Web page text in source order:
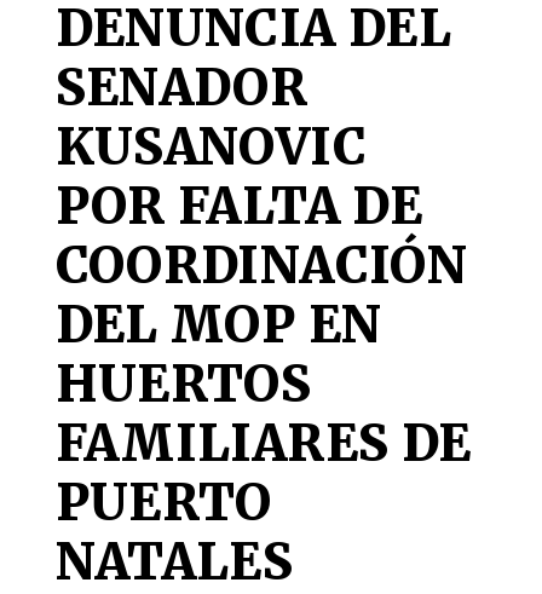
DENUNCIA DEL
SENADOR
KUSANOVIC
POR FALTA DE
COORDINACIÓN
DEL MOP EN
HUERTOS
FAMILIARES DE
PUERTO
NATALES